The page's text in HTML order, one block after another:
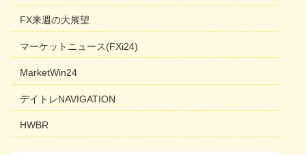
FX来週の大展望
マーケットニュース(FXi24)
MarketWin24
デイトレNAVIGATION
HWBR